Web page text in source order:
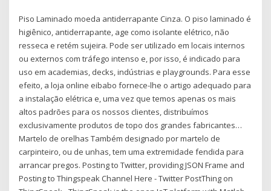
Piso Laminado moeda antiderrapante Cinza. O piso laminado é
higiênico, antiderrapante, age como isolante elétrico, não
resseca e retém sujeira. Pode ser utilizado em locais internos
ou externos com tráfego intenso e, por isso, é indicado para
uso em academias, decks, indústrias e playgrounds. Para esse
efeito, a loja online eibabo fornece-lhe o artigo adequado para
a instalação elétrica e, uma vez que temos apenas os mais
altos padrões para os nossos clientes, distribuímos
exclusivamente produtos de topo dos grandes fabricantes…
Martelo de orelhas Também designado por martelo de
carpinteiro, ou de unhas, tem uma extremidade fendida para
arrancar pregos. Posting to Twitter, providing JSON Frame and
Posting to Thingspeak Channel Here - Twitter PostThing on